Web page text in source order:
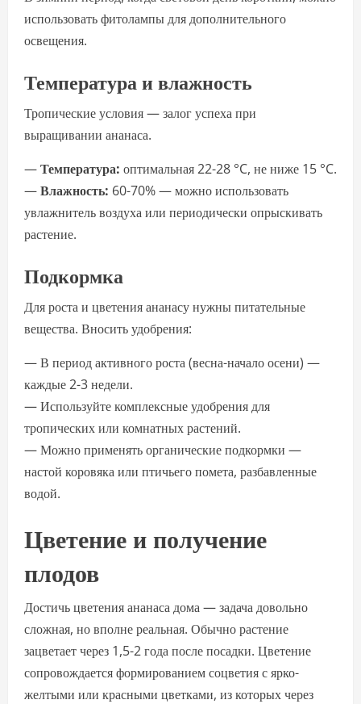
использовать фитолампы для дополнительного
освещения.
Температура и влажность
Тропические условия — залог успеха при
выращивании ананаса.
—Температура: оптимальная 22-28 °C, не ниже 15 °C.
—Влажность: 60-70% — можно использовать
увлажнитель воздуха или периодически опрыскивать
растение.
Подкормка
Для роста и цветения ананасу нужны питательные
вещества. Вносить удобрения:
— В период активного роста (весна-начало осени) —
каждые 2-3 недели.
— Используйте комплексные удобрения для
тропических или комнатных растений.
— Можно применять органические подкормки —
настой коровяка или птичьего помета, разбавленные
водой.
Цветение и получение
плодов
Достичь цветения ананаса дома — задача довольно
сложная, но вполне реальная. Обычно растение
зацветает через 1,5-2 года после посадки. Цветение
сопровождается формированием соцветия с ярко-
желтыми или красными цветками, из которых через